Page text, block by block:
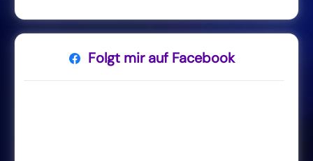
Folgt mir auf Facebook